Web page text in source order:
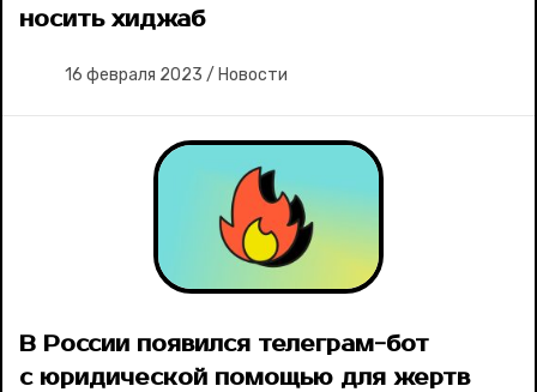
носить хиджаб
16 февраля 2023 / Новости
В России появился телеграм-бот
с юридической помощью для жертв